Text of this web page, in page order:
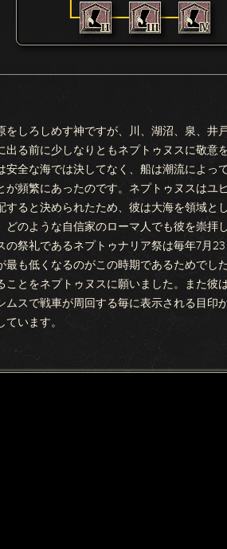
をしろしめす神ですが、川、湖沼、泉、井
出る前に少しなりともネプトゥヌスに敬意
安全な海では決してなく、船は潮流によっ
が頻繁にあったのです。ネプトゥヌスはユ
すると決められたため、彼は大海を領域と
どのような自信家のローマ人でも彼を崇拝
の祭礼であるネプトゥナリア祭は毎年7月
最も低くなるのがこの時期であるためでし
ことをネプトゥヌスに願いました。また彼
ムスで戦車が周回する毎に表示される目印
います。